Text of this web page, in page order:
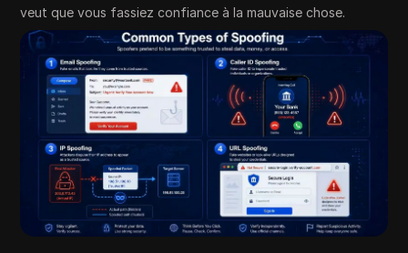
veut que vous fassiez confiance à la mauvaise chose.